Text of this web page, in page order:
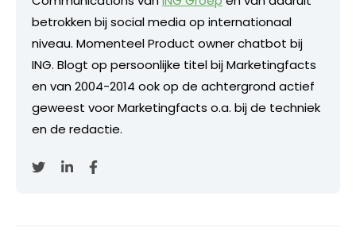
betrokken bij social media op internationaal
niveau. Momenteel Product owner chatbot bij
ING. Blogt op persoonlijke titel bij Marketingfacts
en van 2004-2014 ook op de achtergrond actief
geweest voor Marketingfacts o.a. bij de techniek
en de redactie.